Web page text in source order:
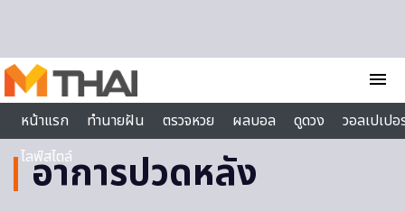
menu
หน้าแรก
ทำนายฝัน ตรวจหวย ผลบอล ดูดวง
วอลเปเป
ไลฟ์สไตล์
อาการปวดหลัง